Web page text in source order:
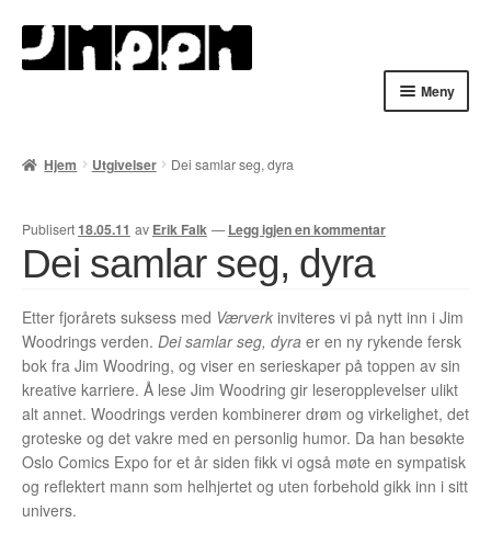
Hopp
til
Hopp
til
Meny
Handlekurv
Min konto
Nyheter
Nyhetsarkiv
Opprørets bobler
Hjem Utgivelser Dei samlar seg, dyra
Publisert18.05.11 av Erik Falk —Legg igjen en kommentar
Dei samlar seg, dyra
Etter fjorårets suksess med Værverkinviteres vi på nytt inn i Jim
Woodrings verden. Dei samlar seg, dyraer en ny rykende fersk
bok fra Jim Woodring, og viser en serieskaper på toppen av sin
kreative karriere. Å lese Jim Woodring gir leseropplevelser ulikt
alt annet. Woodrings verden kombinerer drøm og virkelighet, det
groteske og det vakre med en personlig humor. Da han besøkte
Oslo Comics Expo for et år siden fikk vi også møte en sympatisk
og reflektert mann som helhjertet og uten forbehold gikk inn i sitt
univers.